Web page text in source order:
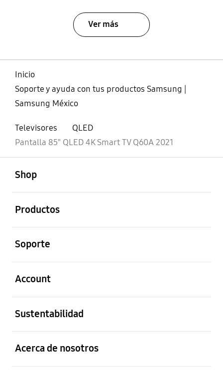
Ver más
Inicio
Soporte y ayuda con tus productos Samsung |
Samsung México
Televisores
QLED
Pantalla 85" QLED 4K Smart TV Q60A 2021
Shop
Productos
Soporte
Account
Sustentabilidad
Acerca de nosotros